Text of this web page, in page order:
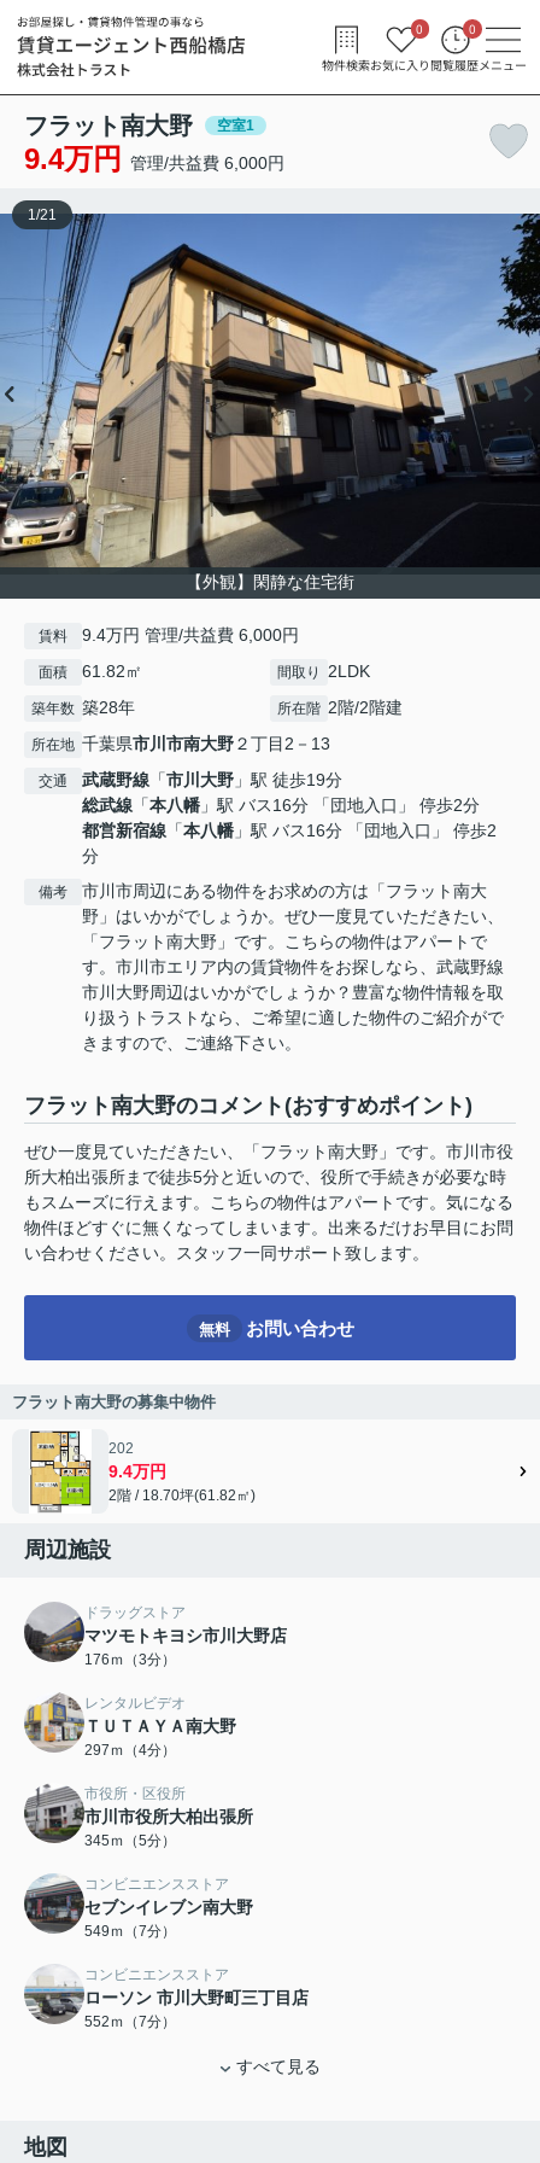
物件検索お気に入り
0
閲覧履歴
0
メニュー
フラット南大野 空室1
9.4万円 管理/共益費 6,000円
【外観】閑静な住宅街
1/21
賃料 9.4万円 管理/共益費 6,000円
面積 61.82㎡ 間取り 2LDK
築年数 築28年 所在階 2階/2階建
所在地 千葉県市川市南大野２丁目2－13
交通 武蔵野線 「市川大野 」駅 徒歩19分
総武線 「本八幡 」駅 バス16分 「団地入口」 停歩2分
都営新宿線 「本八幡 」駅 バス16分 「団地入口」 停歩2
分
備考
市川市周辺にある物件をお求めの方は「フラット南大
野」はいかがでしょうか。ぜひ一度見ていただきたい、
「フラット南大野」です。こちらの物件はアパートで
す。市川市エリア内の賃貸物件をお探しなら、武蔵野線
市川大野周辺はいかがでしょうか？豊富な物件情報を取
り扱うトラストなら、ご希望に適した物件のご紹介がで
きますので、ご連絡下さい。
フラット南大野のコメント(おすすめポイント)
ぜひ一度見ていただきたい、「フラット南大野」です。市川市役
所大柏出張所まで徒歩5分と近いので、役所で手続きが必要な時
もスムーズに行えます。こちらの物件はアパートです。気になる
物件ほどすぐに無くなってしまいます。出来るだけお早目にお問
い合わせください。スタッフ一同サポート致します。
無料 お問い合わせ
フラット南大野の募集中物件
202
9.4万円
2階 / 18.70坪(61.82㎡)
周辺施設
ドラッグストア
マツモトキヨシ市川大野店
176ｍ（3分）
レンタルビデオ
ＴＵＴＡＹＡ南大野
297ｍ（4分）
市役所・区役所
市川市役所大柏出張所
345ｍ（5分）
コンビニエンスストア
セブンイレブン南大野
549ｍ（7分）
コンビニエンスストア
ローソン 市川大野町三丁目店
552ｍ（7分）
すべて見る
地図